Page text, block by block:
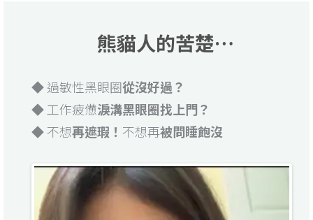
熊貓人的苦楚…
◆ 過敏性黑眼圈從沒好過？
◆ 工作疲憊淚溝黑眼圈找上門？
◆ 不想再遮瑕！ 不想再被問睡飽沒